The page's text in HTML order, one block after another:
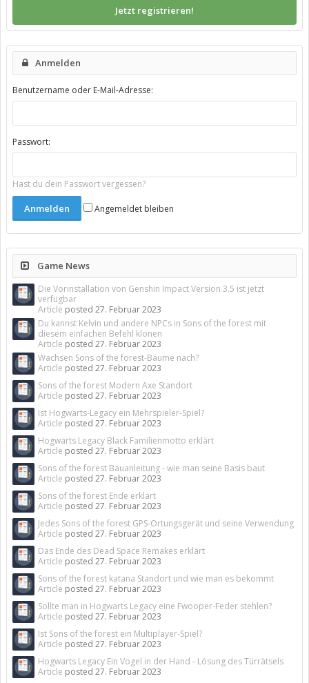
Jetzt registrieren!
Anmelden
Benutzername oder E-Mail-Adresse:
Passwort:
Hast du dein Passwort vergessen?
Angemeldet bleiben
Game News
Die Vorinstallation von Genshin Impact Version 3.5 ist jetzt
verfügbar
Article posted 27. Februar 2023
Du kannst Kelvin und andere NPCs in Sons of the forest mit
diesem einfachen Befehl klonen
Article posted 27. Februar 2023
Wachsen Sons of the forest-Bäume nach?
Article posted 27. Februar 2023
Sons of the forest Modern Axe Standort
Article posted 27. Februar 2023
Ist Hogwarts-Legacy ein Mehrspieler-Spiel?
Article posted 27. Februar 2023
Hogwarts Legacy Black Familienmotto erklärt
Article posted 27. Februar 2023
Sons of the forest Bauanleitung - wie man seine Basis baut
Article posted 27. Februar 2023
Sons of the forest Ende erklärt
Article posted 27. Februar 2023
Jedes Sons of the forest GPS-Ortungsgerät und seine Verwendung
Article posted 27. Februar 2023
Das Ende des Dead Space Remakes erklärt
Article posted 27. Februar 2023
Sons of the forest katana Standort und wie man es bekommt
Article posted 27. Februar 2023
Sollte man in Hogwarts Legacy eine Fwooper-Feder stehlen?
Article posted 27. Februar 2023
Ist Sons of the forest ein Multiplayer-Spiel?
Article posted 27. Februar 2023
Hogwarts Legacy Ein Vogel in der Hand - Lösung des Türrätsels
Article posted 27. Februar 2023